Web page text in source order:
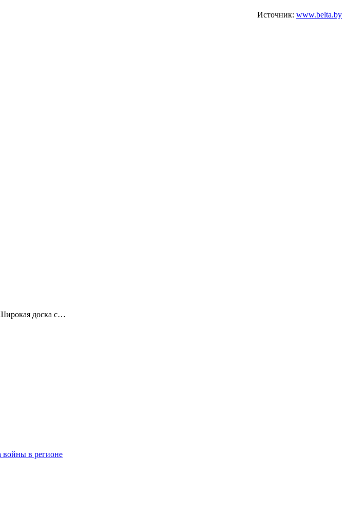
Источник: www.belta.by
доска с…
войны в регионе